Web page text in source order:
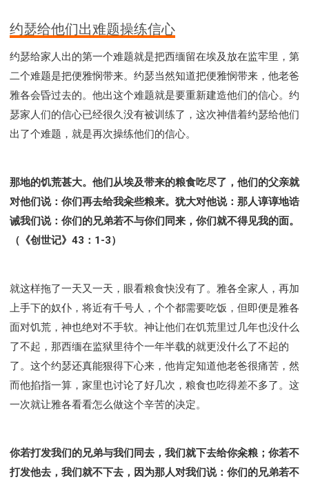
研习会01 - 如何读圣经
研习会01 - 得着命定成为祝福
研习会01 - 得胜教会的启示
研习会01 - 教会的牧养
研习会02 - 医治释放
研习会02 - 如何查圣经
研习会02 - 得着命定成为祝福
研习会02 - 得胜教会的启示
研习会02 - 教会的牧养
研习会03 - 医治释放特会
研习会03 - 成为门徒特会
约瑟给他们出难题操练信心
约瑟给家人出的第一个难题就是把西缅留在埃及放在监牢里，第
二个难题是把便雅悯带来。约瑟当然知道把便雅悯带来，他老爸
雅各会昏过去的。他出这个难题就是要重新建造他们的信心。约
瑟家人们的信心已经很久没有被训练了，这次神借着约瑟给他们
出了个难题，就是再次操练他们的信心。
那地的饥荒甚大。他们从埃及带来的粮食吃尽了，他们的父亲就
对他们说：你们再去给我籴些粮来。犹大对他说：那人谆谆地诰
诫我们说：你们的兄弟若不与你们同来，你们就不得见我的面。
（《创世记》43：1-3）
就这样拖了一天又一天，眼看粮食快没有了。雅各全家人，再加
上手下的奴仆，将近有千号人，个个都需要吃饭，但即便是雅各
面对饥荒，神也绝对不手软。神让他们在饥荒里过几年也没什么
了不起，那西缅在监狱里待个一年半载的就更没什么了不起的
了。这个约瑟还真能狠得下心来，他肯定知道他老爸很痛苦，然
而他掐指一算，家里也讨论了好几次，粮食也吃得差不多了。这
一次就让雅各看看怎么做这个辛苦的决定。
你若打发我们的兄弟与我们同去，我们就下去给你籴粮；你若不
打发他去，我们就不下去，因为那人对我们说：你们的兄弟若不